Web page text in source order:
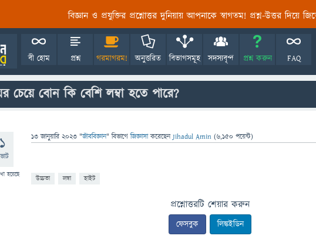
বিজ্ঞান ও প্রযুক্তির প্রশ্নোত্তর দুনিয়ায় আপনাকে স্বাগতম! প্রশ্ন-উত্তর দিয়ে
বী হোম প্রশ্ন গরমাগরম! অনুত্তরিত বিভাগসমূহ সদস্যবৃন্দ প্রশ্ন করুন FAQ
চেয়ে বোন কি বেশি লম্বা হতে পারে?
হয়েছে
13 জানুয়ারি 2023 "জীববিজ্ঞান" বিভাগে জিজ্ঞাসাকরেছেনJihadul Amin (6,150 পয়েন্ট)
উচ্চতা লম্বা হাইট
প্রশ্নোত্তরটি শেয়ার করুন
ফেসবুক লিঙ্কইডিন